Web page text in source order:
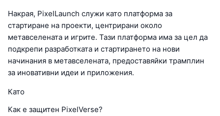
Накрая, PixelLaunch служи като платформа за
стартиране на проекти, центрирани около
метавселената и игрите. Тази платформа има за цел да
подкрепи разработката и стартирането на нови
начинания в метавселената, предоставяйки трамплин
за иновативни идеи и приложения.
Като
Как е защитен PixelVerse?